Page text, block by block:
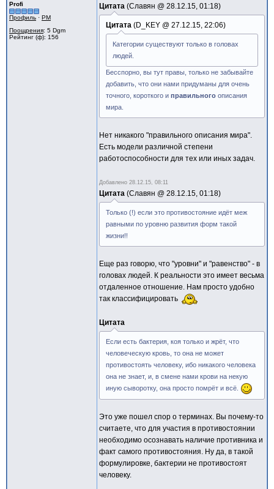
Profi
Профиль · PM
Поощрения: 5 Dgm
Рейтинг (ф): 156
Цитата Славян @ 28.12.15, 01:18
Цитата D_KEY @ 27.12.15, 22:06
Категории существуют только в головах
людей.
Бесспорно, вы тут правы, только не забывайте
добавить, что они нами придуманы для очень
точного, короткого и правильного описания
мира.
Нет никакого "правильного описания мира".
Есть модели различной степени
работоспособности для тех или иных задач.
Добавлено 28.12.15, 08:11
Цитата Славян @ 28.12.15, 01:18
Только (!) если это противостояние идёт меж
равными по уровню развития форм такой
жизни!!
Еще раз говорю, что "уровни" и "равенство" - в
головах людей. К реальности это имеет весьма
отдаленное отношение. Нам просто удобно
так классифицировать
Цитата
Если есть бактерия, коя только и жрёт, что
человеческую кровь, то она не может
противостоять человеку, ибо никакого человека
она не знает, и, в смене нами крови на некую
иную сыворотку, она просто помрёт и всё.
Это уже пошел спор о терминах. Вы почему-то
считаете, что для участия в противостоянии
необходимо осознавать наличие противника и
факт самого противостояния. Ну да, в такой
формулировке, бактерии не противостоят
человеку.